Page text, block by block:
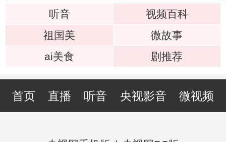
听音
视频百科
祖国美
微故事
ai美食
剧推荐
首页 直播 听音 央视影音 微视频